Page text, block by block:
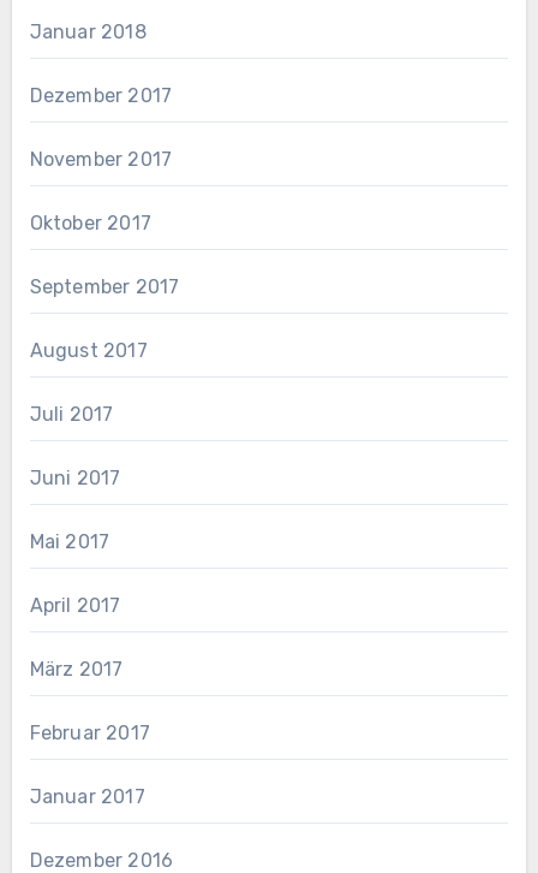
Januar 2018
Dezember 2017
November 2017
Oktober 2017
September 2017
August 2017
Juli 2017
Juni 2017
Mai 2017
April 2017
März 2017
Februar 2017
Januar 2017
Dezember 2016